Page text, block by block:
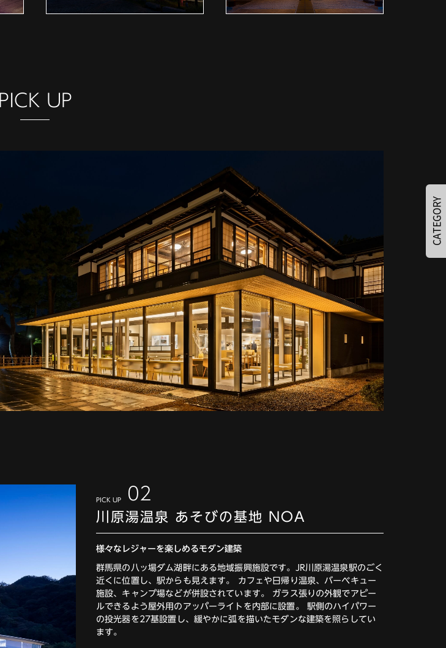
PICK UP
PICK UP 02
川原湯温泉 あそびの基地 NOA
様々なレジャーを楽しめるモダン建築
群馬県の八ッ場ダム湖畔にある地域振興施設です。JR川原湯温泉駅のごく
近くに位置し、駅からも見えます。 カフェや日帰り温泉、バーベキュー
施設、キャンプ場などが併設されています。 ガラス張りの外観でアピー
ルできるよう屋外用のアッパーライトを内部に設置。 駅側のハイパワー
の投光器を27基設置し、緩やかに弧を描いたモダンな建築を照らしてい
ます。